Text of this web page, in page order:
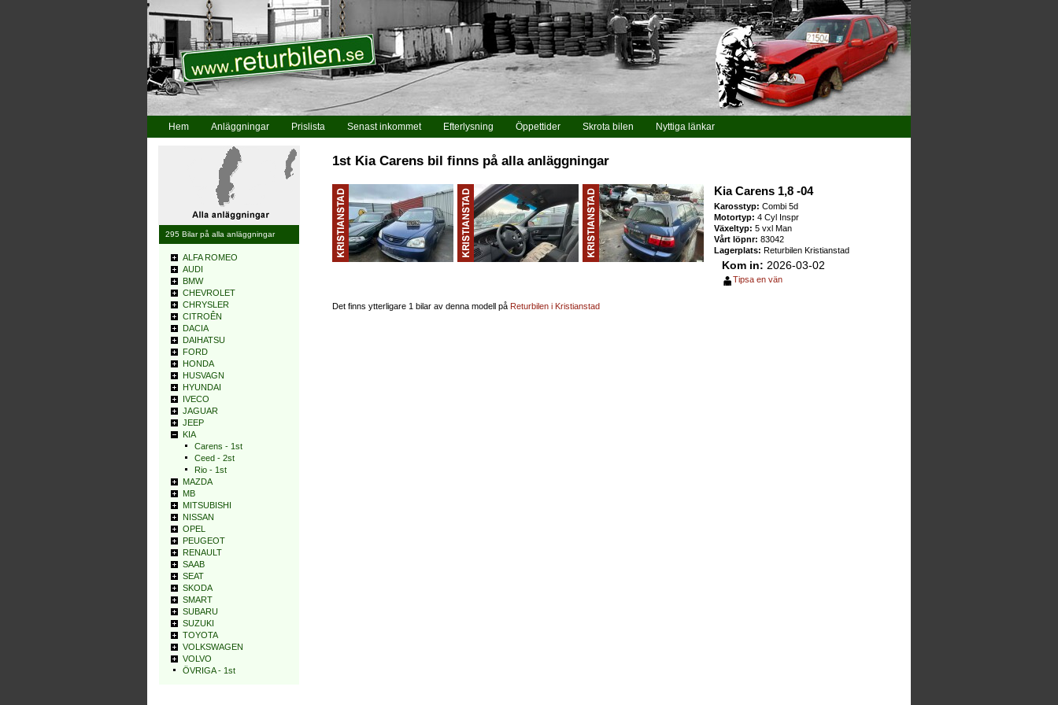
Hem Anläggningar Prislista Senast inkommet Efterlysning Öppettider Skrota bilen Nyttiga länkar
1st Kia Carens bil finns på alla anläggningar
Kia Carens 1,8 -04
Karosstyp: Combi 5d
Motortyp: 4 Cyl Inspr
Växeltyp: 5 vxl Man
Vårt löpnr: 83042
Lagerplats: Returbilen Kristianstad
Kom in: 2026-03-02
Tipsa en vän
Det finns ytterligare 1 bilar av denna modell på Returbilen i Kristianstad
295 Bilar på alla anläggningar
ALFA ROMEO
AUDI
BMW
CHEVROLET
CHRYSLER
CITROÊN
DACIA
DAIHATSU
FORD
HONDA
HUSVAGN
HYUNDAI
IVECO
JAGUAR
JEEP
KIA
Carens - 1st
Ceed - 2st
Rio - 1st
MAZDA
MB
MITSUBISHI
NISSAN
OPEL
PEUGEOT
RENAULT
SAAB
SEAT
SKODA
SMART
SUBARU
SUZUKI
TOYOTA
VOLKSWAGEN
VOLVO
ÖVRIGA - 1st